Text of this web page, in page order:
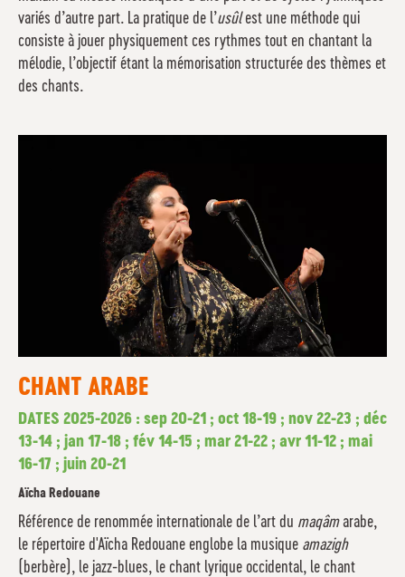
variés d’autre part. La pratique de l’usûlest une méthode qui
consiste à jouer physiquement ces rythmes tout en chantant la
mélodie, l’objectif étant la mémorisation structurée des thèmes et
des chants.
CHANT ARABE
DATES 2025-2026 : sep 20-21 ; oct 18-19 ; nov 22-23 ; déc
13-14 ; jan 17-18 ; fév 14-15 ; mar 21-22 ; avr 11-12 ; mai
16-17 ; juin 20-21
Aïcha Redouane
Référence de renommée internationale de l’art du maqâm arabe,
le répertoire d'Aïcha Redouane englobe la musique amazigh
(berbère), le jazz-blues, le chant lyrique occidental, le chant